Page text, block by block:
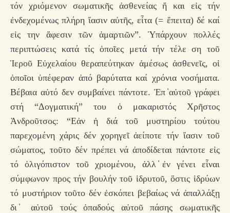
τόν χριόμενον σωματικῆς ἀσθενείας ἤ και εἰς τήν
ἐνδεχομένως πλήρη ἴασιν αὐτῆς, εἶτα (= ἔπειτα) δέ καί
εἰς την ἄφεσιν τῶν ἁμαρτιῶν”. Ὑπάρχουν πολλές
περιπτώσεις κατά τίς ὁποῖες μετά τήν τέλε ση τοῦ
Ἱεροῦ Εὐχελαίου θεραπεύτηκαν ἀμέσως ἀσθενεῖς, οἱ
ὁποῖοι ὑπέφεραν ἀπό βαρύτατα καί χρόνια νοσήματα.
Βέβαια αὐτό δεν συμβαίνει πάντοτε. Ἐπ ̓αὐτοῦ γράφει
στή “Δογματική” του ὁ μακαριστός Χρῆστος
Ἀνδροῦτσος: “Εἀν ἡ διά τοῦ μυστηρίου τούτου
παρεχομένη χάρις δέν χορηγεῖ ἀείποτε τήν ἴασιν τοῦ
σώματος, τοῦτο δέν πρέπει νά ἀποδίδεται πάντοτε εἰς
τό ὀλιγόπιστον τοῦ χριομένου, ἀλλ ̓ἐν γένει εἶναι
σύμφωνον προς τήν βουλήν τοῦ ἱδρυτοῦ, ὅστις ἱδρύων
τό μυστήριον τοῦτο δέν ἐσκόπει βεβαίως νά ἀπαλλάξῃ
δι ̓ αὐτοῦ τούς ὀπαδούς αὐτοῦ πάσης σωματικῆς